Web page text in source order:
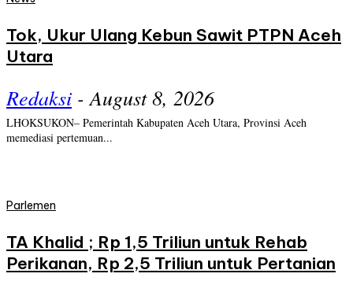
Tok, Ukur Ulang Kebun Sawit PTPN Aceh
Utara
Redaksi - August 8, 2026
LHOKSUKON– Pemerintah Kabupaten Aceh Utara, Provinsi Aceh
memediasi pertemuan...
Parlemen
TA Khalid ; Rp 1,5 Triliun untuk Rehab
Perikanan, Rp 2,5 Triliun untuk Pertanian